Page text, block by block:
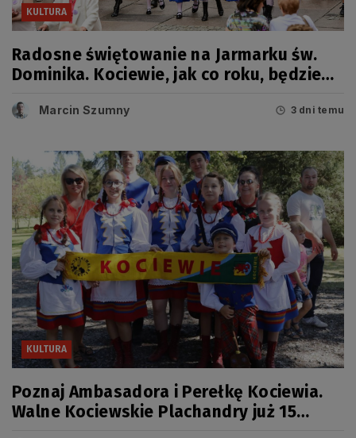
KULTURA
Radosne świętowanie na Jarmarku św.
Dominika. Kociewie, jak co roku, będzie
Marcin Szumny 3 dni temu
KULTURA
Poznaj Ambasadora i Perełkę Kociewia.
Walne Kociewskie Plachandry już 15